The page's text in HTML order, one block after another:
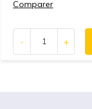
Comparer
- +